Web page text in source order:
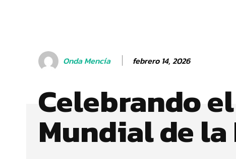
Onda Mencía febrero 14, 2026
Celebrando
Mundial de la